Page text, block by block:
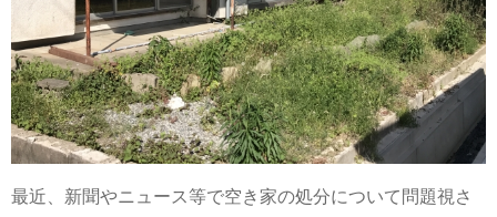
最近、新聞やニュース等で空き家の処分について問題視さ